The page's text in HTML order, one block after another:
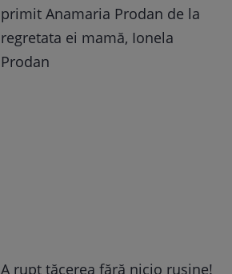
primit Anamaria Prodan de la
regretata ei mamă, Ionela
Prodan
A rupt tăcerea fără nicio rușine!